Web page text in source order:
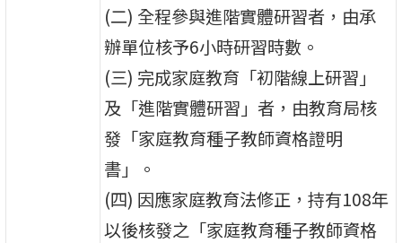
(二) 全程參與進階實體研習者，由承
辦單位核予6小時研習時數。
(三) 完成家庭教育「初階線上研習」
及「進階實體研習」者，由教育局核
發「家庭教育種子教師資格證明
書」。
(四) 因應家庭教育法修正，持有108年
以後核發之「家庭教育種子教師資格